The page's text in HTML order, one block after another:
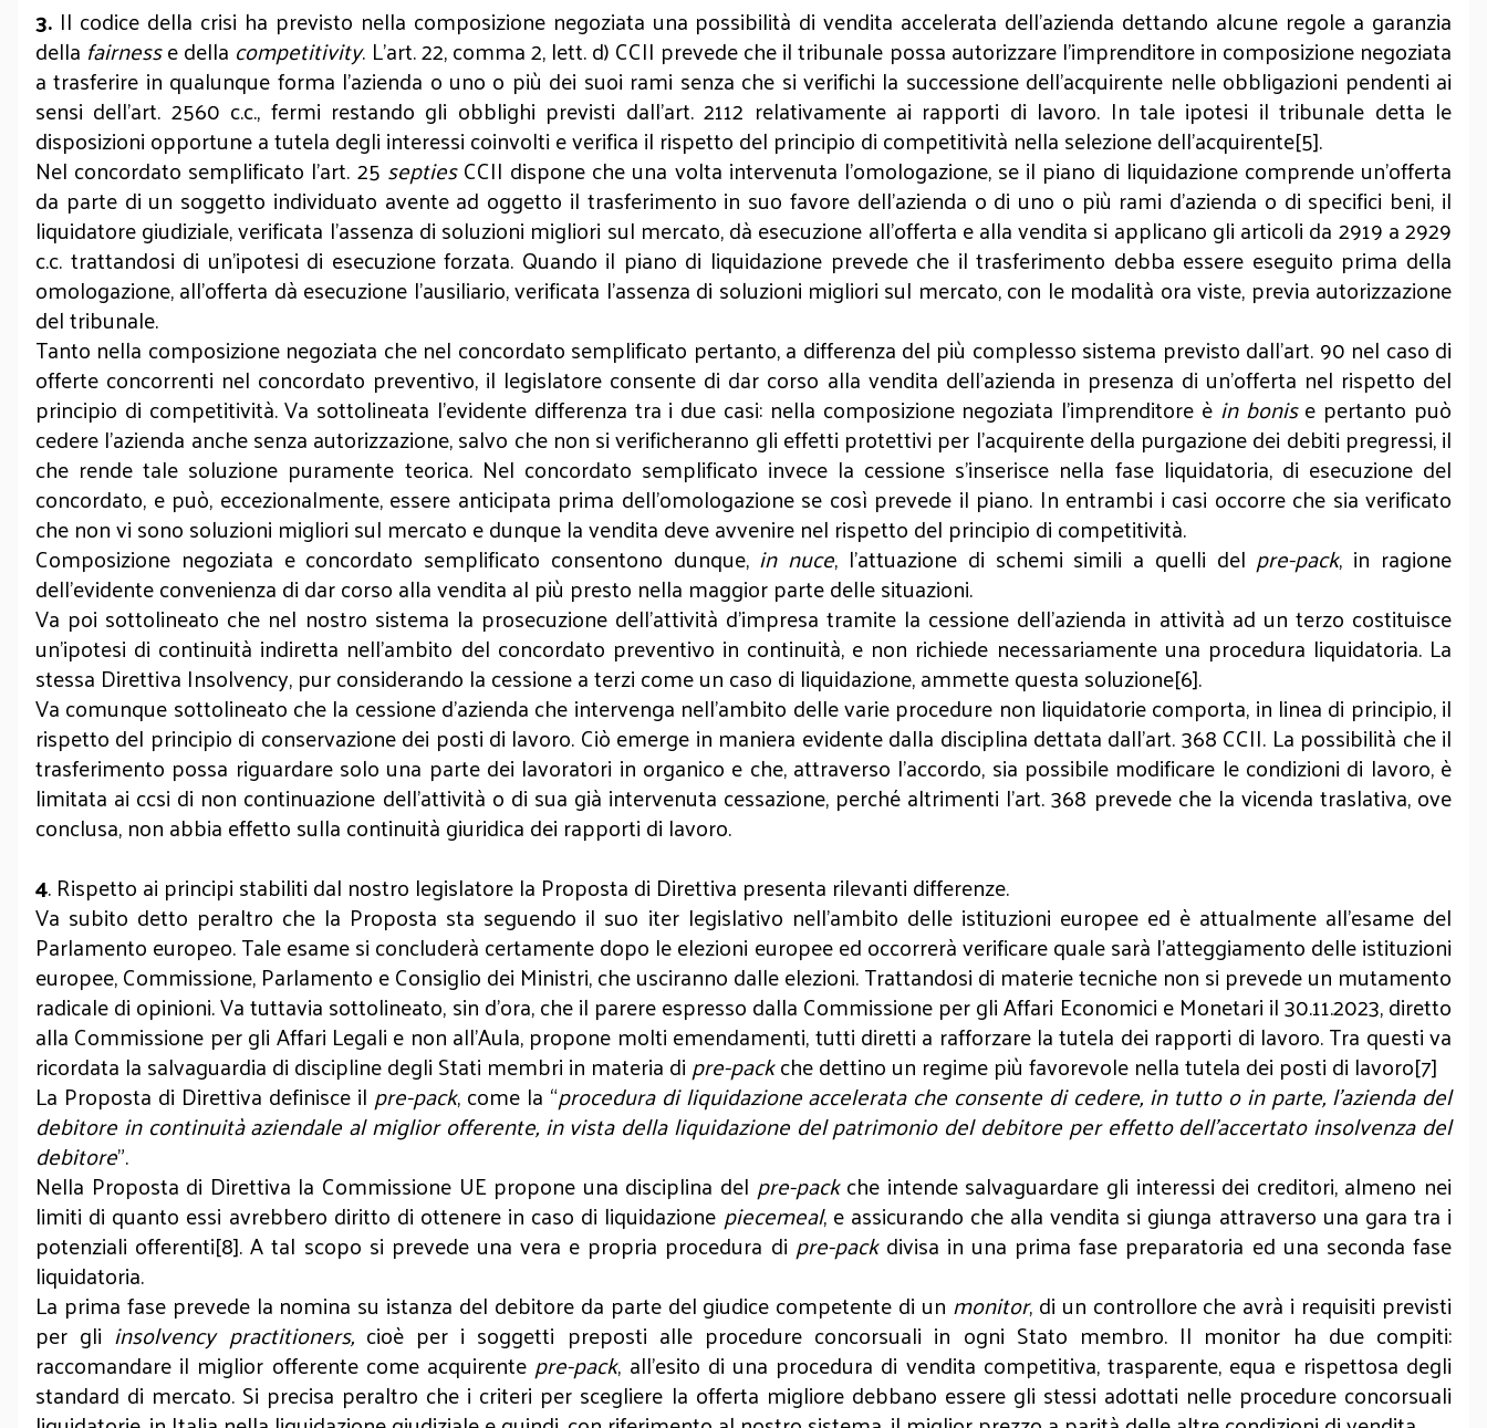
3. Il codice della crisi ha previsto nella composizione negoziata una possibilità di vendita accelerata dell’azienda dettando alcune regole a garanzia
della fairnesse della competitivity. L’art. 22, comma 2, lett. d) CCII prevede che il tribunale possa autorizzare l’imprenditore in composizione negoziata
a trasferire in qualunque forma l’azienda o uno o più dei suoi rami senza che si verifichi la successione dell’acquirente nelle obbligazioni pendenti ai
sensi dell’art. 2560 c.c., fermi restando gli obblighi previsti dall’art. 2112 relativamente ai rapporti di lavoro. In tale ipotesi il tribunale detta le
disposizioni opportune a tutela degli interessi coinvolti e verifica il rispetto del principio di competitività nella selezione dell’acquirente[5].
Nel concordato semplificato l’art. 25 septiesCCII dispone che una volta intervenuta l’omologazione, se il piano di liquidazione comprende un’offerta
da parte di un soggetto individuato avente ad oggetto il trasferimento in suo favore dell’azienda o di uno o più rami d’azienda o di specifici beni, il
liquidatore giudiziale, verificata l’assenza di soluzioni migliori sul mercato, dà esecuzione all’offerta e alla vendita si applicano gli articoli da 2919 a 2929
c.c. trattandosi di un’ipotesi di esecuzione forzata. Quando il piano di liquidazione prevede che il trasferimento debba essere eseguito prima della
omologazione, all’offerta dà esecuzione l’ausiliario, verificata l’assenza di soluzioni migliori sul mercato, con le modalità ora viste, previa autorizzazione
del tribunale.
Tanto nella composizione negoziata che nel concordato semplificato pertanto, a differenza del più complesso sistema previsto dall’art. 90 nel caso di
offerte concorrenti nel concordato preventivo, il legislatore consente di dar corso alla vendita dell’azienda in presenza di un’offerta nel rispetto del
principio di competitività. Va sottolineata l’evidente differenza tra i due casi: nella composizione negoziata l’imprenditore è in bonise pertanto può
cedere l’azienda anche senza autorizzazione, salvo che non si verificheranno gli effetti protettivi per l’acquirente della purgazione dei debiti pregressi, il
che rende tale soluzione puramente teorica. Nel concordato semplificato invece la cessione s’inserisce nella fase liquidatoria, di esecuzione del
concordato, e può, eccezionalmente, essere anticipata prima dell’omologazione se così prevede il piano. In entrambi i casi occorre che sia verificato
che non vi sono soluzioni migliori sul mercato e dunque la vendita deve avvenire nel rispetto del principio di competitività.
Composizione negoziata e concordato semplificato consentono dunque, in nuce, l’attuazione di schemi simili a quelli del pre-pack, in ragione
dell’evidente convenienza di dar corso alla vendita al più presto nella maggior parte delle situazioni.
Va poi sottolineato che nel nostro sistema la prosecuzione dell’attività d’impresa tramite la cessione dell’azienda in attività ad un terzo costituisce
un’ipotesi di continuità indiretta nell’ambito del concordato preventivo in continuità, e non richiede necessariamente una procedura liquidatoria. La
stessa Direttiva Insolvency, pur considerando la cessione a terzi come un caso di liquidazione, ammette questa soluzione[6].
Va comunque sottolineato che la cessione d’azienda che intervenga nell’ambito delle varie procedure non liquidatorie comporta, in linea di principio, il
rispetto del principio di conservazione dei posti di lavoro. Ciò emerge in maniera evidente dalla disciplina dettata dall’art. 368 CCII. La possibilità che il
trasferimento possa riguardare solo una parte dei lavoratori in organico e che, attraverso l’accordo, sia possibile modificare le condizioni di lavoro, è
limitata ai ccsi di non continuazione dell’attività o di sua già intervenuta cessazione, perché altrimenti l’art. 368 prevede che la vicenda traslativa, ove
conclusa, non abbia effetto sulla continuità giuridica dei rapporti di lavoro.
4. Rispetto ai principi stabiliti dal nostro legislatore la Proposta di Direttiva presenta rilevanti differenze.
Va subito detto peraltro che la Proposta sta seguendo il suo iter legislativo nell’ambito delle istituzioni europee ed è attualmente all’esame del
Parlamento europeo. Tale esame si concluderà certamente dopo le elezioni europee ed occorrerà verificare quale sarà l’atteggiamento delle istituzioni
europee, Commissione, Parlamento e Consiglio dei Ministri, che usciranno dalle elezioni. Trattandosi di materie tecniche non si prevede un mutamento
radicale di opinioni. Va tuttavia sottolineato, sin d’ora, che il parere espresso dalla Commissione per gli Affari Economici e Monetari il 30.11.2023, diretto
alla Commissione per gli Affari Legali e non all’Aula, propone molti emendamenti, tutti diretti a rafforzare la tutela dei rapporti di lavoro. Tra questi va
ricordata la salvaguardia di discipline degli Stati membri in materia dipre-packche dettino un regime più favorevole nella tutela dei posti di lavoro[7]
La Proposta di Direttiva definisce il pre-pack, come la “procedura di liquidazione accelerata che consente di cedere, in tutto o in parte, l'azienda del
debitore in continuità aziendale al miglior offerente, in vista della liquidazione del patrimonio del debitore per effetto dell'accertato insolvenza del
debitore”.
Nella Proposta di Direttiva la Commissione UE propone una disciplina del pre-packche intende salvaguardare gli interessi dei creditori, almeno nei
limiti di quanto essi avrebbero diritto di ottenere in caso di liquidazione piecemeal, e assicurando che alla vendita si giunga attraverso una gara tra i
potenziali offerenti[8]. A tal scopo si prevede una vera e propria procedura di pre-packdivisa in una prima fase preparatoria ed una seconda fase
liquidatoria.
La prima fase prevede la nomina su istanza del debitore da parte del giudice competente di un monitor, di un controllore che avrà i requisiti previsti
per gli insolvency practitioners, cioè per i soggetti preposti alle procedure concorsuali in ogni Stato membro. Il monitor ha due compiti:
raccomandare il miglior offerente come acquirente pre-pack, all’esito di una procedura di vendita competitiva, trasparente, equa e rispettosa degli
standard di mercato. Si precisa peraltro che i criteri per scegliere la offerta migliore debbano essere gli stessi adottati nelle procedure concorsuali